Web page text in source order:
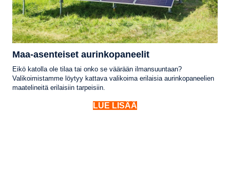
Maa-asenteiset aurinkopaneelit
Eikö katolla ole tilaa tai onko se väärään ilmansuuntaan?
Valikoimistamme löytyy kattava valikoima erilaisia aurinkopaneelien
maatelineitä erilaisiin tarpeisiin.
LUE LISÄÄ